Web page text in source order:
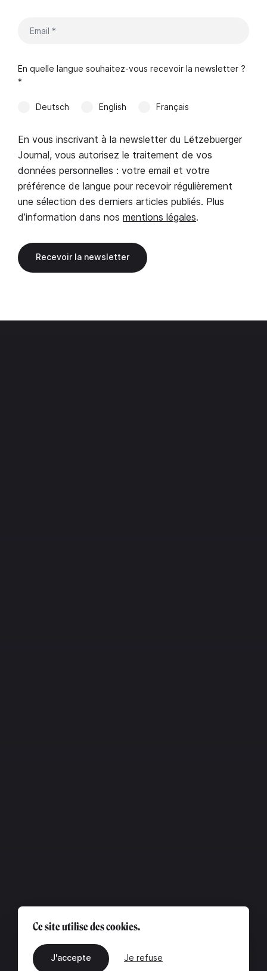
En quelle langue souhaitez-vous recevoir la newsletter ?
*
Deutsch English Français
En vous inscrivant à la newsletter du Lëtzebuerger
Journal, vous autorisez le traitement de vos
données personnelles : votre email et votre
préférence de langue pour recevoir régulièrement
une sélection des derniers articles publiés. Plus
d’information dans nos mentions légales.
Ce site utilise des cookies.
J'accepte Je refuse